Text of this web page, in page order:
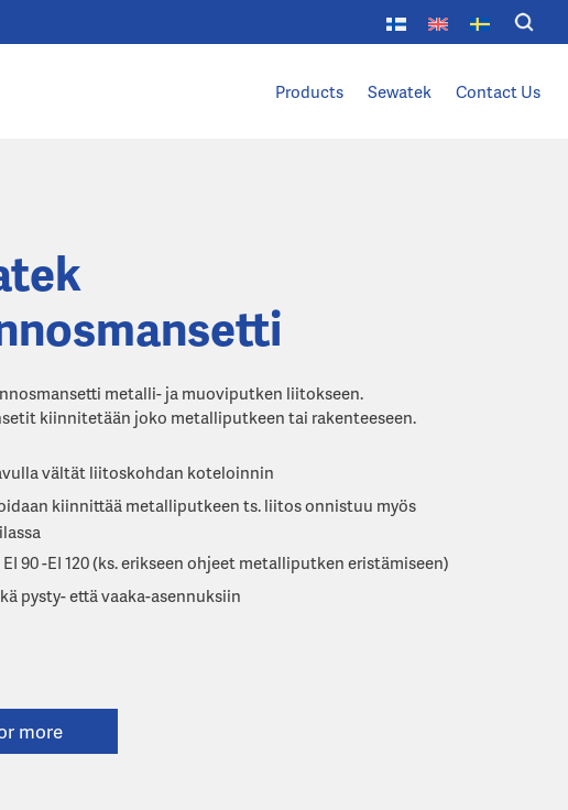
Products Sewatek Contact Us
metalli- ja muoviputken liitokseen.
kiinnitetään joko metalliputkeen tai rakenteeseen.
vältät liitoskohdan koteloinnin
kiinnittää metalliputkeen ts. liitos onnistuu myös
90 -EI 120 (ks. erikseen ohjeet metalliputken eristämiseen)
pysty- että vaaka-asennuksiin
more